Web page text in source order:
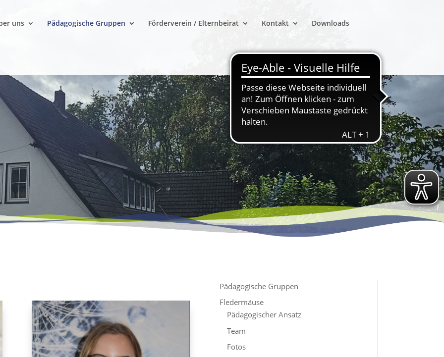
uns Pädagogische Gruppen Förderverein / Elternbeirat Kontakt Downloads
Pädagogische Gruppen
Fledermäuse
Pädagogischer Ansatz
Team
Fotos